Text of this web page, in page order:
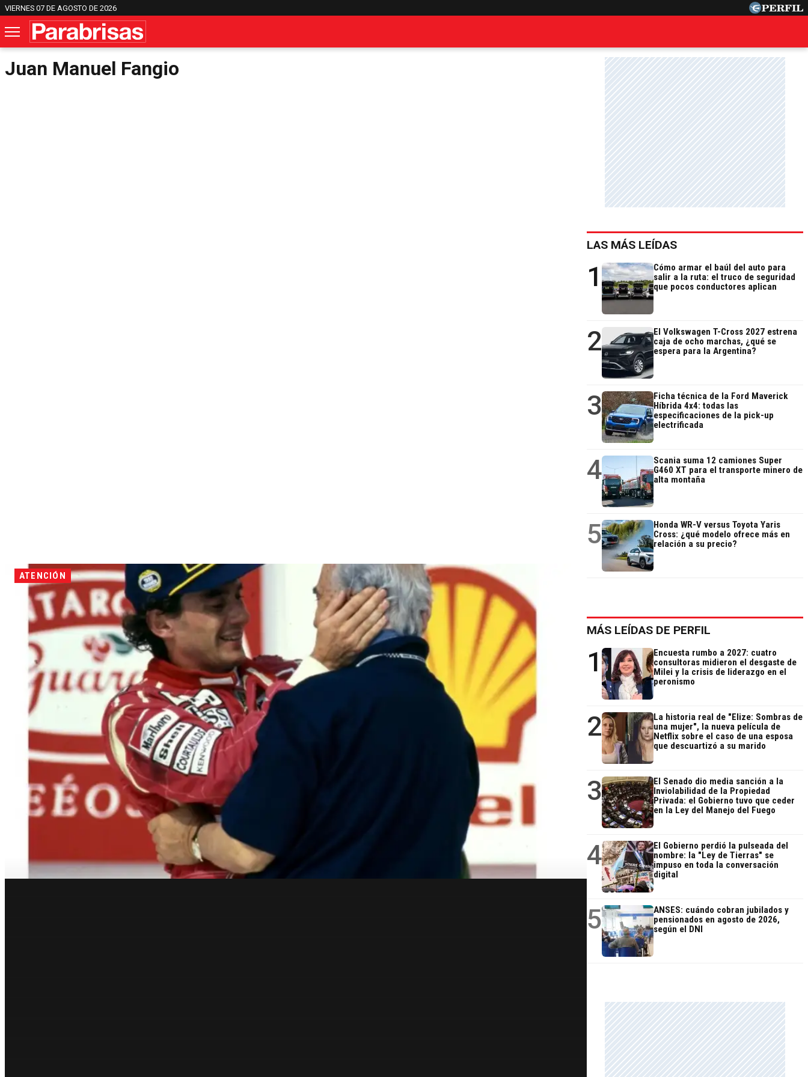
VIERNES 07 DE AGOSTO DE 2026
Juan Manuel Fangio
ATENCIÓN
LAS MÁS LEÍDAS
1
Cómo armar el baúl del auto para
salir a la ruta: el truco de seguridad
que pocos conductores aplican
2
El Volkswagen T-Cross 2027 estrena
caja de ocho marchas, ¿qué se
espera para la Argentina?
3
Ficha técnica de la Ford Maverick
Híbrida 4x4: todas las
especificaciones de la pick-up
electrificada
4
Scania suma 12 camiones Super
G460 XT para el transporte minero de
alta montaña
5
Honda WR-V versus Toyota Yaris
Cross: ¿qué modelo ofrece más en
relación a su precio?
MÁS LEÍDAS DE PERFIL
1
Encuesta rumbo a 2027: cuatro
consultoras midieron el desgaste de
Milei y la crisis de liderazgo en el
peronismo
2
La historia real de "Elize: Sombras de
una mujer", la nueva película de
Netflix sobre el caso de una esposa
que descuartizó a su marido
3
El Senado dio media sanción a la
Inviolabilidad de la Propiedad
Privada: el Gobierno tuvo que ceder
en la Ley del Manejo del Fuego
4
El Gobierno perdió la pulseada del
nombre: la "Ley de Tierras" se
impuso en toda la conversación
digital
5
ANSES: cuándo cobran jubilados y
pensionados en agosto de 2026,
según el DNI